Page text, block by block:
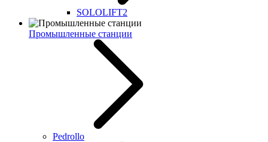
SOLOLIFT2
Промышленные станции
Pedrollo